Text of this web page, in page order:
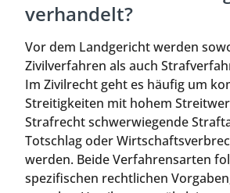
verhandelt?
Vor dem Landgericht werden
Zivilverfahren als auch
Im Zivilrecht geht es häufig um
Streitigkeiten mit hohem
Strafrecht schwerwiegende
Totschlag oder
werden. Beide Verfahrensarten
spezifischen rechtlichen